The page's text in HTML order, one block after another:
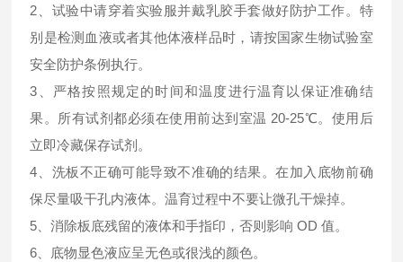
2、试验中请穿着实验服并戴乳胶手套做好防护工作。特
别是检测血液或者其他体液样品时，请按国家生物试验室
安全防护条例执行。
3、严格按照规定的时间和温度进行温育以保证准确结
果。所有试剂都必须在使用前达到室温 20-25℃。使用后
立即冷藏保存试剂。
4、洗板不正确可能导致不准确的结果。在加入底物前确
保尽量吸干孔内液体。温育过程中不要让微孔干燥掉。
5、消除板底残留的液体和手指印，否则影响 OD 值。
6、底物显色液应呈无色或很浅的颜色。